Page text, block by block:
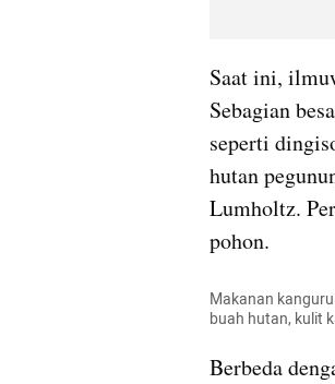
Saat ini,
Sebagian
seperti
hutan
Lumholtz.
pohon.
Makanan
buah hutan, kulit
Berbeda